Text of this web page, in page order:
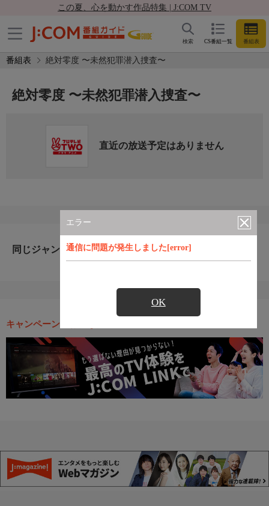
この夏、心を動かす作品特集 | J:COM TV
CS番組一覧 番組表
検索
番組表 絶対零度 〜未然犯罪潜入捜査〜
エラー
通信に問題が発生しました[error]
OK
絶対零度 〜未然犯罪潜入捜査〜
直近の放送予定はありません
同じジャンルのおすすめ番組
キャンペーン・お得な情報